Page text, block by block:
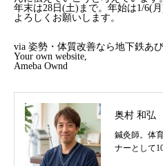
年末は28日(土)まで。年始は1/6(
よろしくお願いします。
via 姿勢・体質改善なら地下鉄あ
Your own website,
Ameba Ownd
奥村 和弘
鍼灸師。体
ナーとして